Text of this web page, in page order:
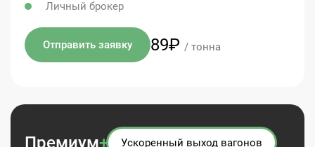
Личный брокер
Отправить заявку 89₽ / тонна
Премиум+ Ускоренный выход вагонов